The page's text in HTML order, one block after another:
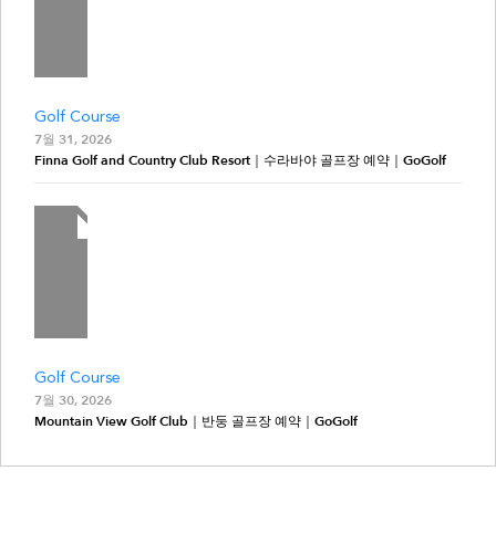
Golf Course
7월 31, 2026
Finna Golf and Country Club Resort｜수라바야 골프장 예약｜GoGolf
Golf Course
7월 30, 2026
Mountain View Golf Club｜반둥 골프장 예약｜GoGolf